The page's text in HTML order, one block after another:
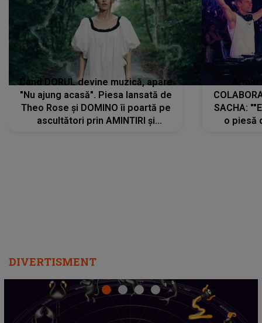
Când DORUL devine muzică, apare
"Nu ajung acasă". Piesa lansată de
Theo Rose și DOMINO îi poartă pe
ascultători prin AMINTIRI și
SACHA:
o piesă
DIVERTISMENT